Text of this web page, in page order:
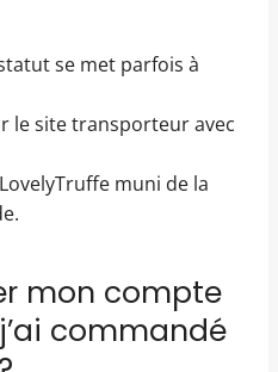
se met parfois à
le site transporteur avec
muni de la
mon compte
commandé